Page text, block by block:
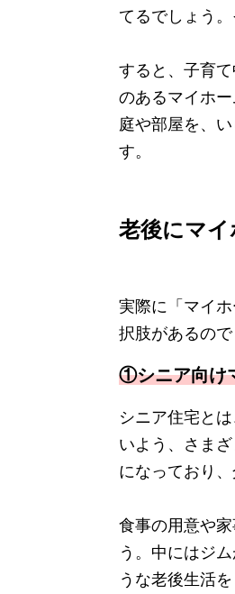
てるでしょう
すると、子育
のあるマイホ
庭や部屋を、
す。
老後にマ
実際に「マイ
択肢があるので
①シニア向け
シニア住宅と
いよう、さま
になっており
食事の用意や
う。中にはジ
うな老後生活